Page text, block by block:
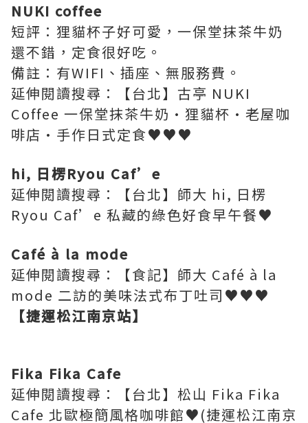
NUKI coffee
短評：狸貓杯子好可愛，一保堂抹茶牛奶
還不錯，定食很好吃。
備註：有WIFI、插座、無服務費。
延伸閱讀搜尋：【台北】古亭 NUKI
Coffee 一保堂抹茶牛奶·狸貓杯·老屋咖
啡店·手作日式定食♥♥♥
hi, 日楞Ryou Caf’e
延伸閱讀搜尋：【台北】師大 hi, 日楞
Ryou Caf’e 私藏的綠色好食早午餐♥
Café à la mode
延伸閱讀搜尋：【食記】師大 Café à la
mode 二訪的美味法式布丁吐司♥♥♥
【捷運松江南京站】
Fika Fika Cafe
延伸閱讀搜尋：【台北】松山 Fika Fika
Cafe 北歐極簡風格咖啡館♥(捷運松江南京